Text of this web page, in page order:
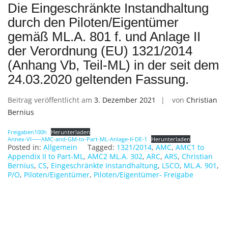
Die Eingeschränkte Instandhaltung
durch den Piloten/Eigentümer
gemäß ML.A. 801 f. und Anlage II
der Verordnung (EU) 1321/2014
(Anhang Vb, Teil-ML) in der seit dem
24.03.2020 geltenden Fassung.
Beitrag veröffentlicht am 3. Dezember 2021 von Christian
Bernius
Freigaben100h
Herunterladen
Annex-VI-—-AMC-and-GM-to-Part-ML-Anlage-II-DE-1
Herunterladen
Posted in: Allgemein Tagged: 1321/2014, AMC, AMC1 to
Appendix II to Part-ML, AMC2 ML.A. 302, ARC, ARS, Christian
Bernius, CS, Eingeschränkte Instandhaltung, LSCO, ML.A. 901 ,
P/O, Piloten/Eigentümer, Piloten/Eigentümer- Freigabe